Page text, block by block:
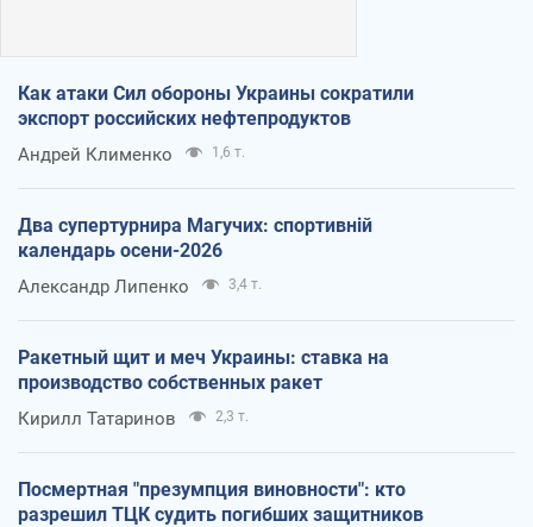
Как атаки Сил обороны Украины сократили
экспорт российских нефтепродуктов
Андрей Клименко 1,6 т.
Два супертурнира Магучих: спортивній
календарь осени-2026
Александр Липенко 3,4 т.
Ракетный щит и меч Украины: ставка на
производство собственных ракет
Кирилл Татаринов 2,3 т.
Посмертная "презумпция виновности": кто
разрешил ТЦК судить погибших защитников